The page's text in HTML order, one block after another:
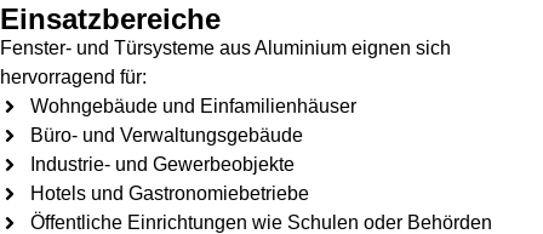
Einsatzbereiche
Fenster- und Türsysteme aus Aluminium eignen sich
hervorragend für:
Wohngebäude und Einfamilienhäuser
Büro- und Verwaltungsgebäude
Industrie- und Gewerbeobjekte
Hotels und Gastronomiebetriebe
Öffentliche Einrichtungen wie Schulen oder Behörden